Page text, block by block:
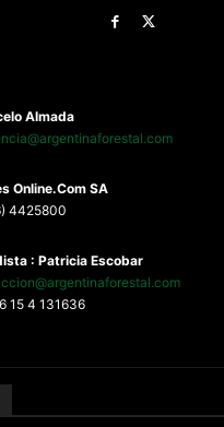
Almada
Online.Com SA
4425800
: Patricia Escobar
15 4 131636